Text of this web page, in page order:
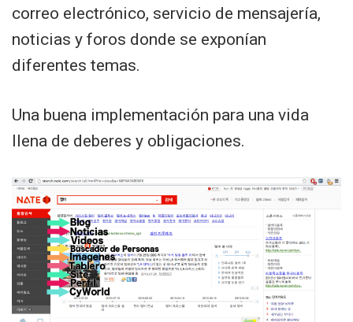
correo electrónico, servicio de mensajería,
noticias y foros donde se exponían
diferentes temas.
Una buena implementación para una vida
llena de deberes y obligaciones.